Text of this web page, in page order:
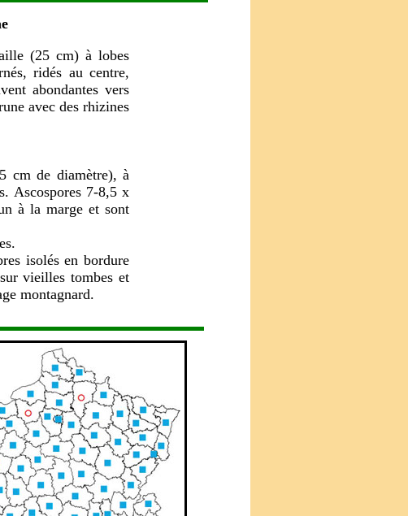
(25 cm) à lobes
ridés au centre,
abondantes vers
avec des rhizines
cm de diamètre), à
Ascospores 7-8,5 x
à la marge et sont
isolés en bordure
vieilles tombes et
montagnard.